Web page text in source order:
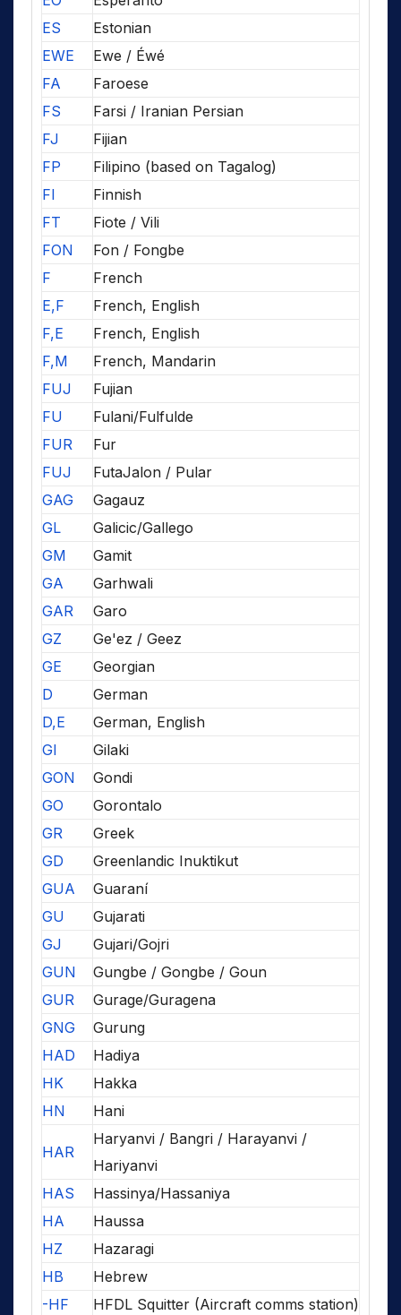
ES
Estonian
EWE
Ewe / Éwé
FA
Faroese
FS
Farsi / Iranian Persian
FJ
Fijian
FP
Filipino (based on Tagalog)
FI
Finnish
FT
Fiote / Vili
FON
Fon / Fongbe
F
French
E,F
French, English
F,E
French, English
F,M
French, Mandarin
FUJ
Fujian
FU
Fulani/Fulfulde
FUR
Fur
FUJ
FutaJalon / Pular
GAG
Gagauz
GL
Galicic/Gallego
GM
Gamit
GA
Garhwali
GAR
Garo
GZ
Ge'ez / Geez
GE
Georgian
D
German
D,E
German, English
GI
Gilaki
GON
Gondi
GO
Gorontalo
GR
Greek
GD
Greenlandic Inuktikut
GUA
Guaraní
GU
Gujarati
GJ
Gujari/Gojri
GUN
Gungbe / Gongbe / Goun
GUR
Gurage/Guragena
GNG
Gurung
HAD
Hadiya
HK
Hakka
HN
Hani
HAR
Haryanvi / Bangri / Harayanvi /
Hariyanvi
HAS
Hassinya/Hassaniya
HA
Haussa
HZ
Hazaragi
HB
Hebrew
-HF
HFDL Squitter (Aircraft comms station)